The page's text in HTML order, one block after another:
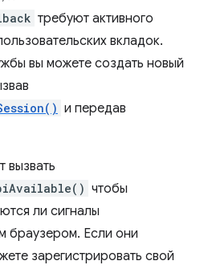
требуют активного
вкладок.
вы можете создать новый
и передав
вызвать
чтобы
ли сигналы
браузером. Если они
зарегистрировать свой